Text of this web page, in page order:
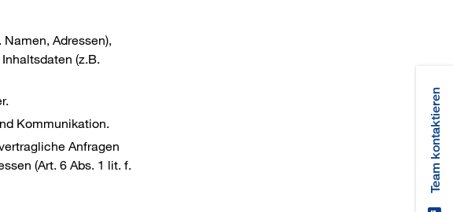
Adressen),
(z.B.
Kommunikation.
Anfragen
(Art. 6 Abs. 1 lit. f.
Team kontaktieren